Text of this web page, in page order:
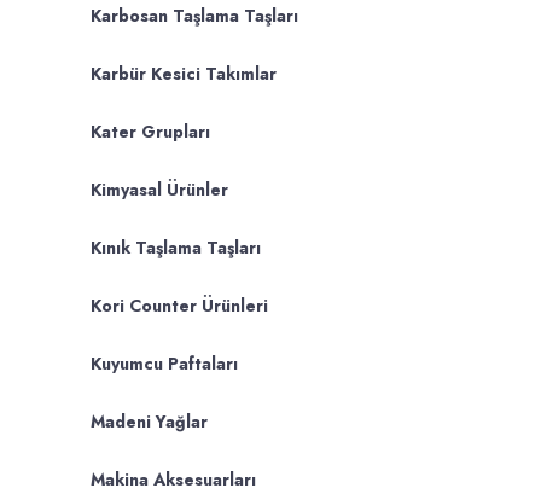
Karbosan Taşlama Taşları
Karbür Kesici Takımlar
Kater Grupları
Kimyasal Ürünler
Kınık Taşlama Taşları
Kori Counter Ürünleri
Kuyumcu Paftaları
Madeni Yağlar
Makina Aksesuarları